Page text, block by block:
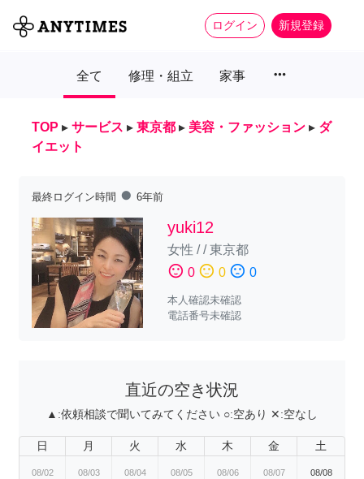
ログイン 新規登録
全て 修理・組立 家事 more_horiz
TOP ▸ サービス ▸ 東京都 ▸ 美容・ファッション ▸ ダ
イエット
最終ログイン時間 fiber_manual_record 6年前
yuki12
女性 //東京都
sentiment_satisfied 0 sentiment_neutral 0 sentiment_dissatisfied 0
本人確認未確認
電話番号未確認
直近の空き状況
▲:依頼相談で聞いてみてください ○:空あり ✕:空なし
日 月 火 水 木 金 土
08/02 08/03 08/04 08/05 08/06 08/07 08/08